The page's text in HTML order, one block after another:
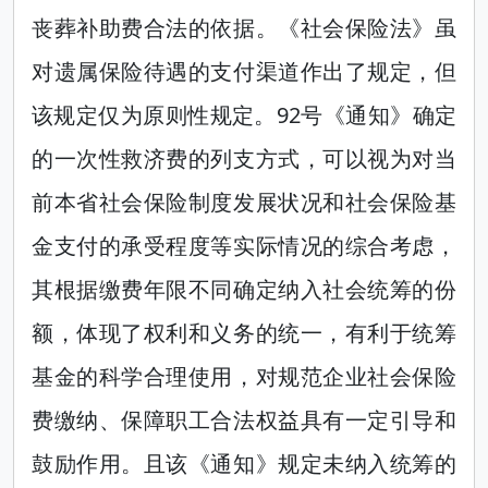
丧葬补助费合法的依据。《社会保险法》虽
对遗属保险待遇的支付渠道作出了规定，但
该规定仅为原则性规定。92号《通知》确定
的一次性救济费的列支方式，可以视为对当
前本省社会保险制度发展状况和社会保险基
金支付的承受程度等实际情况的综合考虑，
其根据缴费年限不同确定纳入社会统筹的份
额，体现了权利和义务的统一，有利于统筹
基金的科学合理使用，对规范企业社会保险
费缴纳、保障职工合法权益具有一定引导和
鼓励作用。且该《通知》规定未纳入统筹的